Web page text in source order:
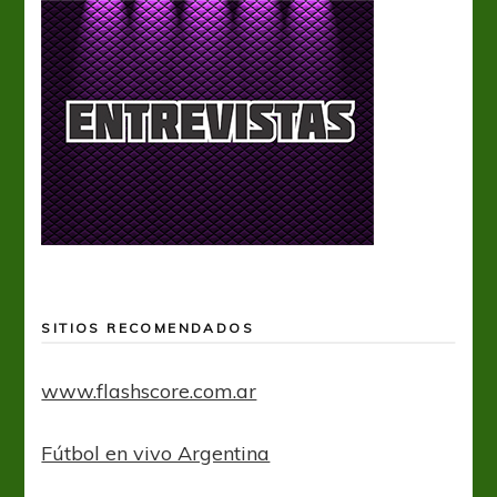
SITIOS RECOMENDADOS
www.flashscore.com.ar
Fútbol en vivo Argentina